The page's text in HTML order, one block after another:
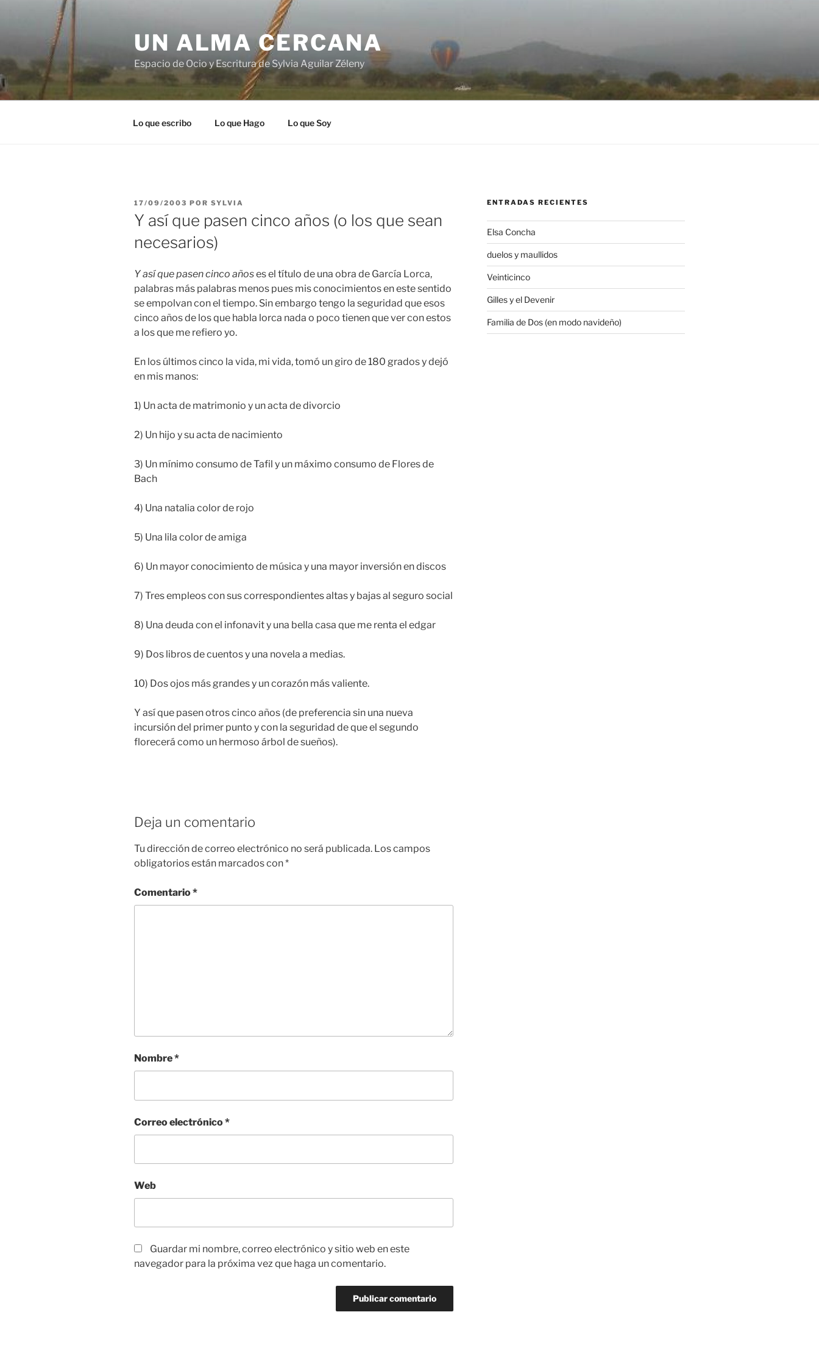
UN ALMA CERCANA
Espacio de Ocio y Escritura de Sylvia Aguilar Zéleny
Lo que escribo Lo que Hago Lo que Soy
PUBLICADO
EN
17/09/2003 POR SYLVIA
Y así que pasen cinco años (o los que sean
necesarios)
Y así que pasen cinco añoses el título de una obra de García Lorca,
palabras más palabras menos pues mis conocimientos en este sentido
se empolvan con el tiempo. Sin embargo tengo la seguridad que esos
cinco años de los que habla lorca nada o poco tienen que ver con estos
a los que me refiero yo.
En los últimos cinco la vida, mi vida, tomó un giro de 180 grados y dejó
en mis manos:
1) Un acta de matrimonio y un acta de divorcio
2) Un hijo y su acta de nacimiento
3) Un mínimo consumo de Tafil y un máximo consumo de Flores de
Bach
4) Una natalia color de rojo
5) Una lila color de amiga
6) Un mayor conocimiento de música y una mayor inversión en discos
7) Tres empleos con sus correspondientes altas y bajas al seguro social
8) Una deuda con el infonavit y una bella casa que me renta el edgar
9) Dos libros de cuentos y una novela a medias.
10) Dos ojos más grandes y un corazón más valiente.
Y así que pasen otros cinco años (de preferencia sin una nueva
incursión del primer punto y con la seguridad de que el segundo
florecerá como un hermoso árbol de sueños).
Deja un comentario
Tu dirección de correo electrónico no será publicada. Los campos
obligatorios están marcados con*
Comentario*
Nombre*
Correo electrónico*
Web
Guardar mi nombre, correo electrónico y sitio web en este
navegador para la próxima vez que haga un comentario.
ENTRADAS RECIENTES
Elsa Concha
duelos y maullidos
Veinticinco
Gilles y el Devenir
Familia de Dos (en modo navideño)